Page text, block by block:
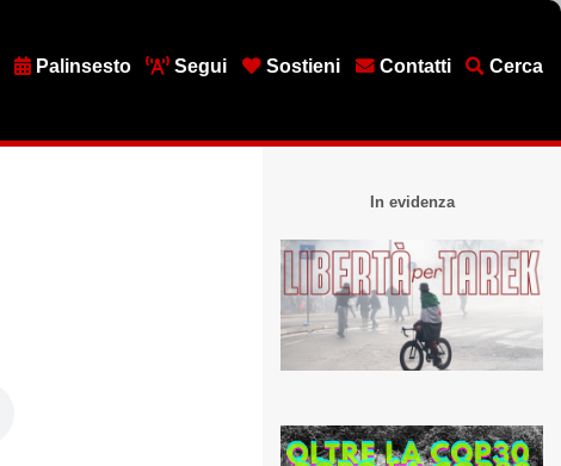
Palinsesto Segui Sostieni Contatti Cerca
In evidenza